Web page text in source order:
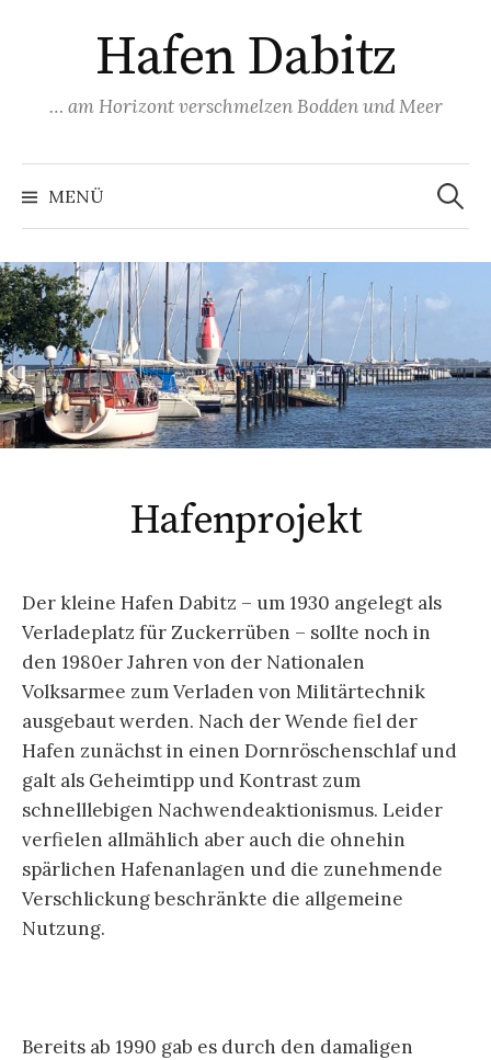
Hafen Dabitz
… am Horizont verschmelzen Bodden und Meer
MENÜ
Suchen
nach:
Hafenprojekt
Der kleine Hafen Dabitz – um 1930 angelegt als
Verladeplatz für Zuckerrüben – sollte noch in
den 1980er Jahren von der Nationalen
Volksarmee zum Verladen von Militärtechnik
ausgebaut werden. Nach der Wende fiel der
Hafen zunächst in einen Dornröschenschlaf und
galt als Geheimtipp und Kontrast zum
schnelllebigen Nachwendeaktionismus. Leider
verfielen allmählich aber auch die ohnehin
spärlichen Hafenanlagen und die zunehmende
Verschlickung beschränkte die allgemeine
Nutzung.
Bereits ab 1990 gab es durch den damaligen